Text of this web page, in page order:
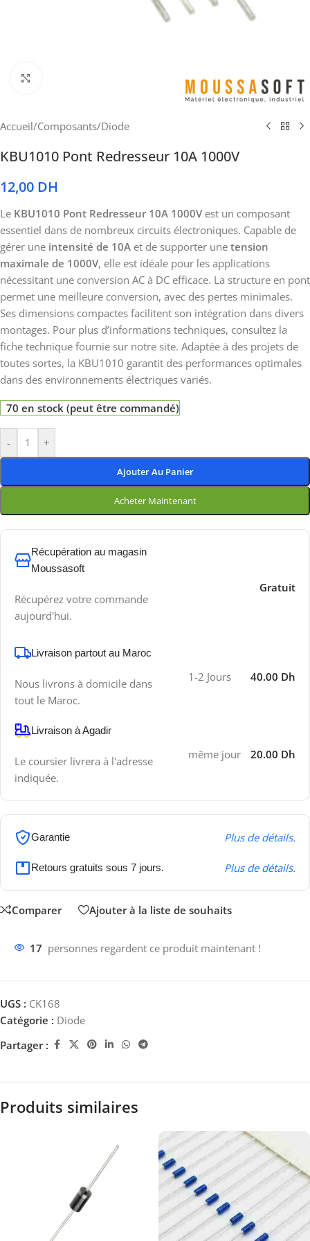
Accueil/Composants/Diode
KBU1010 Pont Redresseur 10A 1000V
12,00 DH
Le KBU1010 Pont Redresseur 10A 1000Vest un composant
essentiel dans de nombreux circuits électroniques. Capable de
gérer une intensité de 10A et de supporter une tension
maximale de 1000V, elle est idéale pour les applications
nécessitant une conversion AC à DC efficace. La structure en pont
permet une meilleure conversion, avec des pertes minimales.
Ses dimensions compactes facilitent son intégration dans divers
montages. Pour plus d’informations techniques, consultez la
fiche technique fournie sur notre site. Adaptée à des projets de
toutes sortes, la KBU1010 garantit des performances optimales
dans des environnements électriques variés.
70 en stock (peut être commandé)
- +
Ajouter Au Panier
Acheter Maintenant
Récupération au magasin
Moussasoft
Récupérez votre commande
aujourd'hui.
Gratuit
Livraison partout au Maroc
Nous livrons à domicile dans
tout le Maroc.
1-2 Jours 40.00 Dh
Livraison à Agadir
Le coursier livrera à l'adresse
indiquée.
même jour 20.00 Dh
Garantie Plus de détails.
Retours gratuits sous 7 jours. Plus de détails.
Comparer Ajouter à la liste de souhaits
17 personnes regardent ce produit maintenant !
UGS : CK168
Catégorie : Diode
Partager :
Produits similaires